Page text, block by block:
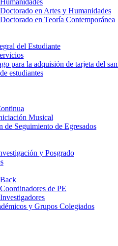
Humanidades
Doctorado en Artes y Humanidades
Doctorado en Teoría Contemporánea
del Estudiante
para la adquisión de tarjeta del
estudiantes
Musical
de Seguimiento de Egresados
y Posgrado
Back
Coordinadores de PE
Investigadores
y Grupos Colegiados